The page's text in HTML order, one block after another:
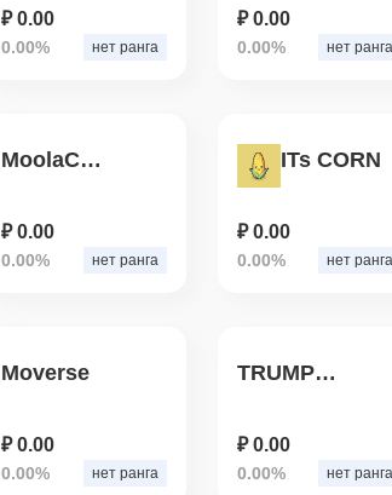
₽ 0.00
0.00% нет ранга
₽ 0.00
0.00% нет ранга
MoolaCeloDollars
₽ 0.00
0.00% нет ранга
ITs CORN
₽ 0.00
0.00% нет ранга
Moverse
₽ 0.00
0.00% нет ранга
TRUMPYOBAMA0MARIOBIDENPUTININU
₽ 0.00
0.00% нет ранга